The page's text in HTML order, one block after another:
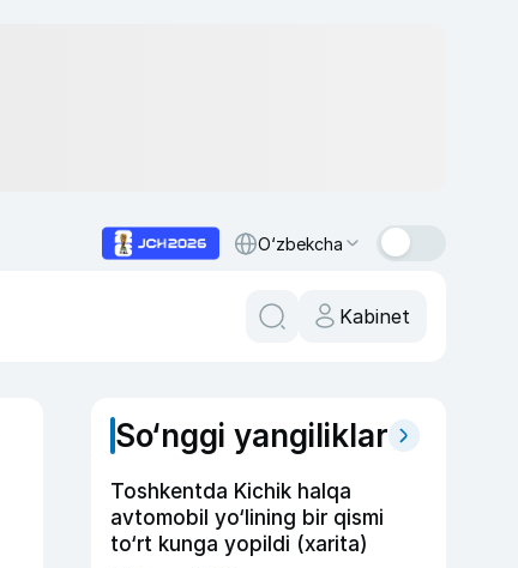
O‘zbekcha
Kabinet
So‘nggi yangiliklar
Toshkentda Kichik halqa
avtomobil yo‘lining bir qismi
to‘rt kunga yopildi (xarita)